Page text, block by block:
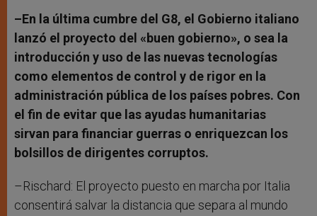
–En la última cumbre del G8, el Gobierno italiano
lanzó el proyecto del «buen gobierno», o sea la
introducción y uso de las nuevas tecnologías
como elementos de control y de rigor en la
administración pública de los países pobres. Con
el fin de evitar que las ayudas humanitarias
sirvan para financiar guerras o enriquezcan los
bolsillos de dirigentes corruptos.
–Rischard: El proyecto puesto en marcha por Italia
consentirá salvar la distancia que separa al mundo